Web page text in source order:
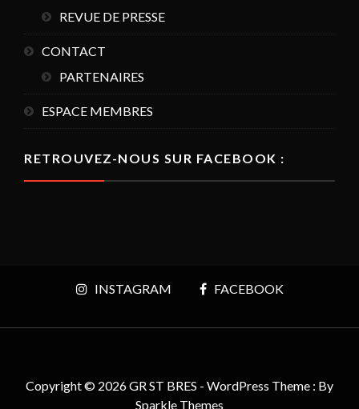
REVUE DE PRESSE
CONTACT
PARTENAIRES
ESPACE MEMBRES
RETROUVEZ-NOUS SUR FACEBOOK :
INSTAGRAM FACEBOOK
Copyright © 2026 GR ST BRES - WordPress Theme : By
Sparkle Themes